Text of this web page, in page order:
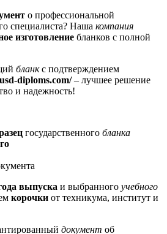
о профессиональной
специалиста? Наша компания
изготовление бланков с полной
бланкс подтверждением
diploms.com/– лучшее решение
и надежность!
государственного бланка
выпуска и выбранного учебного
корочки от техникума, институт и
документ об